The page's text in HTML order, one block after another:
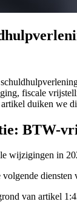
fiscale
duiken we
BTW-
wijzigingen in
diensten
van artikel